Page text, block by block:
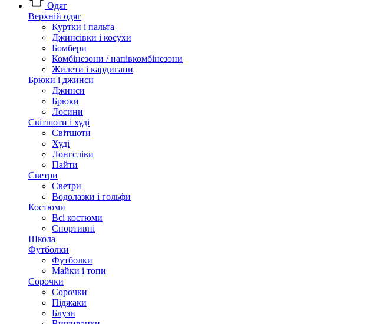
Одяг
Верхній одяг
Куртки і пальта
Джинсівки і косухи
Бомбери
Комбінезони / напівкомбінезони
Жилети і кардигани
Брюки і джинси
Джинси
Брюки
Лосини
Світшоти і худі
Світшоти
Худі
Лонгсліви
Пайти
Светри
Светри
Водолазки і гольфи
Костюми
Всі костюми
Спортивні
Школа
Футболки
Футболки
Майки і топи
Сорочки
Сорочки
Піджаки
Блузи